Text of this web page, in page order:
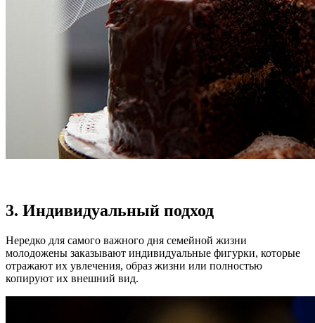
3. Индивидуальный подход
Нередко для самого важного дня семейной жизни
молодожены заказывают индивидуальные фигурки, которые
отражают их увлечения, образ жизни или полностью
копируют их внешний вид.